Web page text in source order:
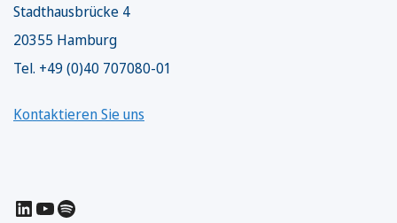
Stadthausbrücke 4
20355 Hamburg
Tel. +49 (0)40 707080-01
Kontaktieren Sie uns
LinkedIn
YouTube
Spotify